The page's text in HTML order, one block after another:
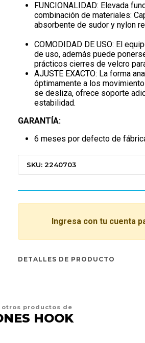
FUNCIONALIDAD: Elevada
combinación de materiales:
absorbente de sudor y nylon
COMODIDAD DE USO: El
de uso, además puede
prácticos cierres de velcro
AJUSTE EXACTO: La forma
óptimamente a los
se desliza, ofrece soporte
estabilidad.
GARANTÍA:
6 meses por defecto de
SKU: 2240703
Ingresa con tu cuenta
DETALLES DE PRODUCTO
productos de
HOOK